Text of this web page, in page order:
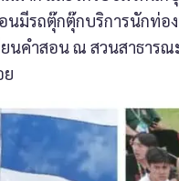
นมีรถตุ๊กตุ๊กบริการนักท่
ยนคำสอน ณ สวนสาธา
ย